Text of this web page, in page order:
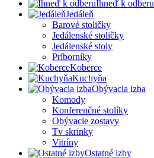
Ihneď k odberu
Jedáleň
Barové stoličky
Jedálenské stoličky
Jedálenské stoly
Príborníky
Koberce
Kuchyňa
Obývacia izba
Komody
Konferenčné stolíky
Obývacie zostavy
Tv skrinky
Vitríny
Ostatné izby